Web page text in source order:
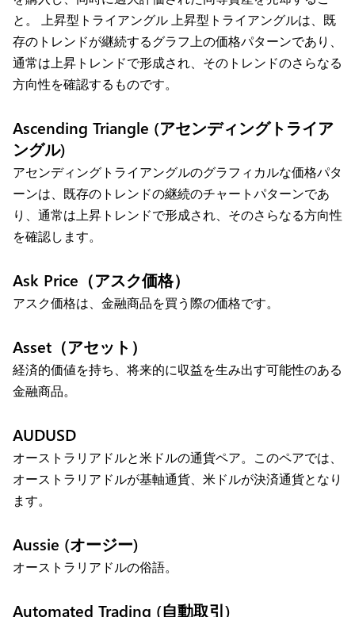
と。 上昇型トライアングル 上昇型トライアングルは、既
存のトレンドが継続するグラフ上の価格パターンであり、
通常は上昇トレンドで形成され、そのトレンドのさらなる
方向性を確認するものです。
Ascending Triangle (アセンディングトライア
ングル)
アセンディングトライアングルのグラフィカルな価格パタ
ーンは、既存のトレンドの継続のチャートパターンであ
り、通常は上昇トレンドで形成され、そのさらなる方向性
を確認します。
Ask Price（アスク価格）
アスク価格は、金融商品を買う際の価格です。
Asset（アセット）
経済的価値を持ち、将来的に収益を生み出す可能性のある
金融商品。
AUDUSD
オーストラリアドルと米ドルの通貨ペア。このペアでは、
オーストラリアドルが基軸通貨、米ドルが決済通貨となり
ます。
Aussie (オージー)
オーストラリアドルの俗語。
Automated Trading (自動取引)